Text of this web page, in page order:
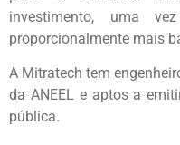
investimento, uma
proporcionalmente mais
A Mitratech tem
da ANEEL e aptos a
pública.